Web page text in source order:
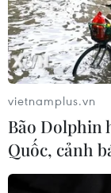
vietnamplus.vn
Bão Dolphin
Quốc, cảnh